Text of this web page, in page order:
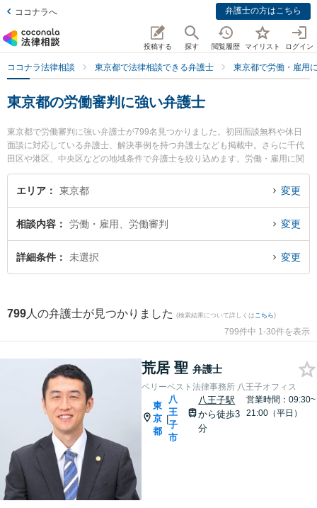
ココナラへ 弁護士の方はこちら
投稿する 探す 閲覧履歴 マイリスト ログイン
ココナラ法律相談 東京都で法律相談できる弁護士 東京都で労働・雇用
東京都の労働審判に強い弁護士
東京都で労働審判に強い弁護士が799名見つかりました。初回面談無料や休日
面談に対応している弁護士、解決事例を持つ弁護士なども掲載中。さらに千代
田区や港区、中央区などの地域条件で弁護士を絞り込めます。労働・雇用に関
係する不当解雇や退職勧奨、内定取消等の細かな分野での絞り込み検索もでき
便利です。特にベリーベスト法律事務所 八王子オフィスの荒居 聖弁護士や京浜
間に発生した労働審判のトラブルを今すぐに弁護士に相談したい』『労働審判
のトラブル解決の実績豊富な近くの弁護士を検索したい』『初回相談無料で労
働審判を法律相談できる東京都内の弁護士に相談予約したい』などでお困りの
エリア 東京都 変更
相談内容 労働・雇用、労働審判 変更
詳細条件 未選択 変更
799 人の弁護士が見つかりました (検索結果について詳しくは こちら)
799件中 1-30件を表示
荒居 聖 弁護士
ベリーベスト法律事務所 八王子オフィス
東
京
都
|
八
王
子
市
八王子駅
から徒歩3
分
営業時間：09:30~
21:00（平日）